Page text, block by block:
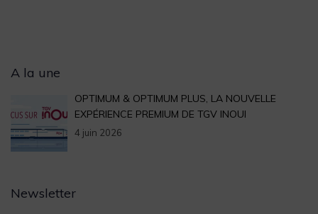
A la une
OPTIMUM & OPTIMUM PLUS, LA NOUVELLE
EXPÉRIENCE PREMIUM DE TGV INOUI
4 juin 2026
Newsletter
Archives